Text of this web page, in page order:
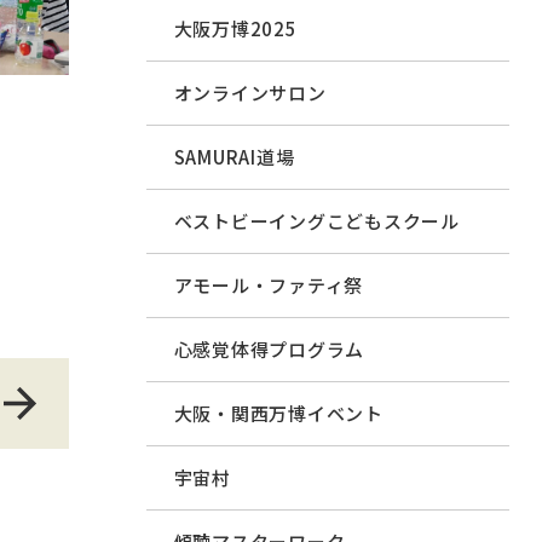
大阪万博2025
オンラインサロン
SAMURAI道場
ベストビーイングこどもスクール
アモール・ファティ祭
心感覚体得プログラム
大阪・関西万博イベント
宇宙村